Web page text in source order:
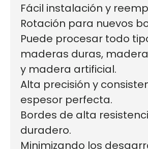
Fácil instalación y
Rotación para nuevos
Puede procesar todo
maderas duras,
y madera artificial.
Alta precisión y
espesor perfecta.
Bordes de alta
duradero.
Minimizando los